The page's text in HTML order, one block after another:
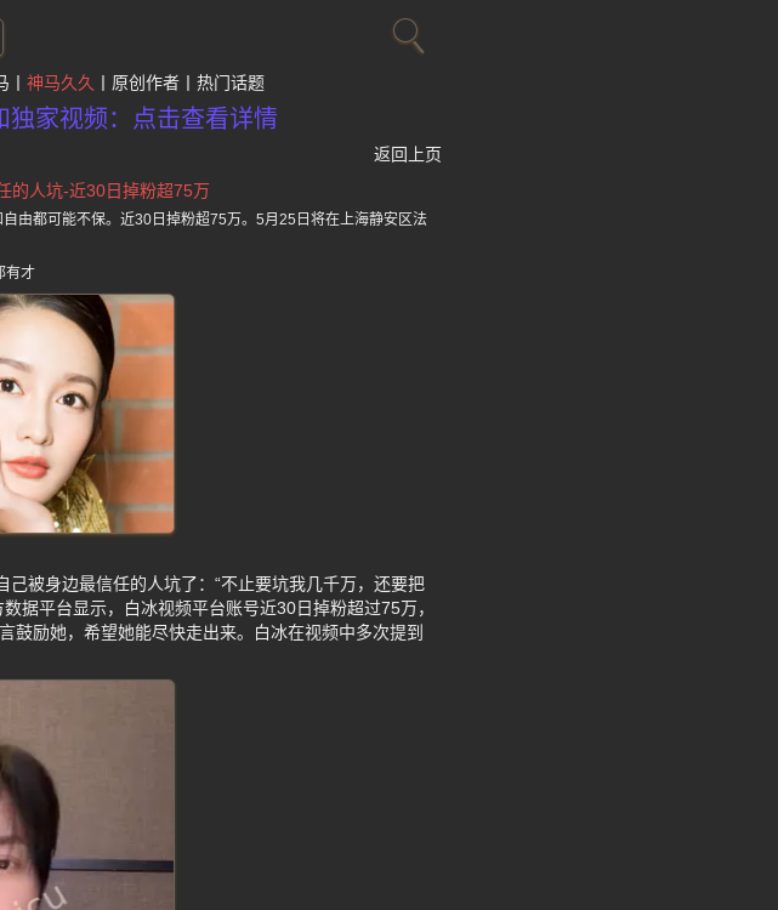
神马久久 原创作者 热门话题
独家视频：点击查看详情
返回上页
的人坑-近30日掉粉超75万
由都可能不保。近30日掉粉超75万。5月25日将在上海静安区法
有才
被身边最信任的人坑了：“不止要坑我几千万，还要把
据平台显示，白冰视频平台账号近30日掉粉超过75万，
鼓励她，希望她能尽快走出来。白冰在视频中多次提到